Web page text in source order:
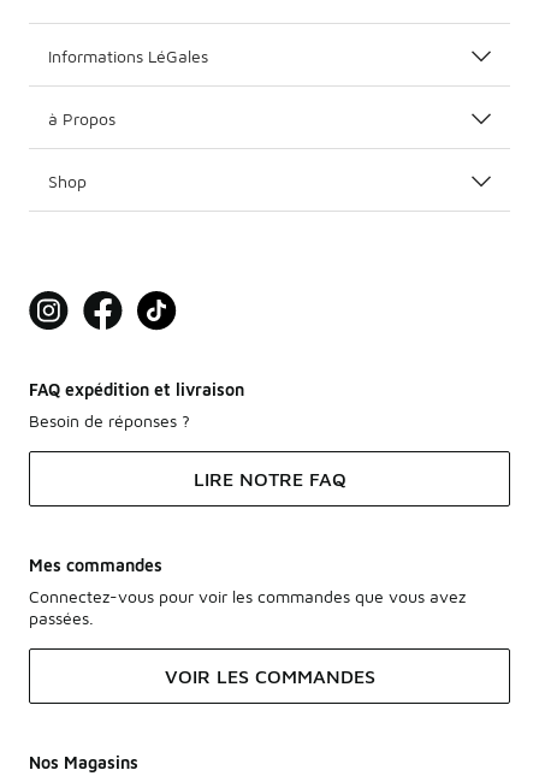
Informations LéGales
à Propos
Shop
FAQ expédition et livraison
Besoin de réponses ?
LIRE NOTRE FAQ
Mes commandes
Connectez-vous pour voir les commandes que vous avez
passées.
VOIR LES COMMANDES
Nos Magasins